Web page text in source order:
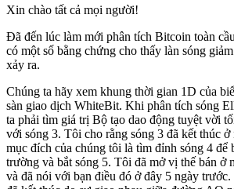
Xin chào tất cả mọi người!
Đã đến lúc làm mới phân tích Bitcoin toàn
có một số bằng chứng cho thấy làn sóng
xảy ra.
Chúng ta hãy xem khung thời gian 1D của
sàn giao dịch WhiteBit. Khi phân tích sóng
ta phải tìm giá trị Bộ tạo dao động tuyệt vời
với sóng 3. Tôi cho rằng sóng 3 đã kết thúc
mục đích của chúng tôi là tìm đỉnh sóng 4 để
trường và bắt sóng 5. Tôi đã mở vị thế bán ở
và đã nói với bạn điều đó ở đây 5 ngày